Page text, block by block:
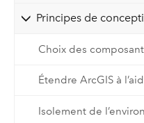
Principes de
Choix des
Étendre ArcGIS à
Isolement de